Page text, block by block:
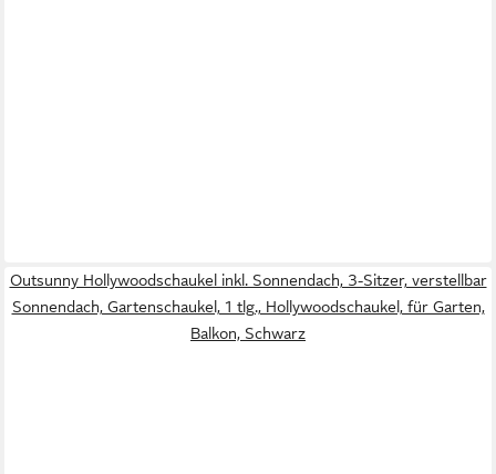
Outsunny Hollywoodschaukel inkl. Sonnendach, 3-Sitzer, verstellbar
Sonnendach, Gartenschaukel, 1 tlg., Hollywoodschaukel, für Garten,
Balkon, Schwarz